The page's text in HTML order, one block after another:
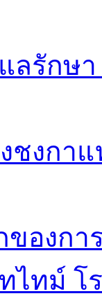
รักษา
ชงกา
ของก
ไทม์ โ